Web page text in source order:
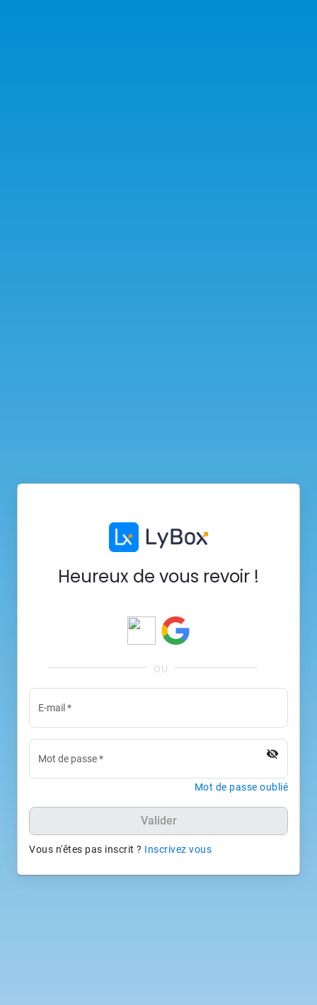
Heureux de vous revoir !
E-mail *
Mot de passe* visibility_off
Mot de passe oublié
Valider
Vous n'êtes pas inscrit ? Inscrivez vous